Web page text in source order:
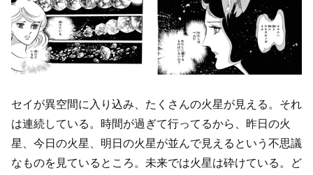
セイが異空間に入り込み、たくさんの火星が見える。それ
は連続している。時間が過ぎて行ってるから、昨日の火
星、今日の火星、明日の火星が並んで見えるという不思議
なものを見ているところ。未来では火星は砕けている。ど